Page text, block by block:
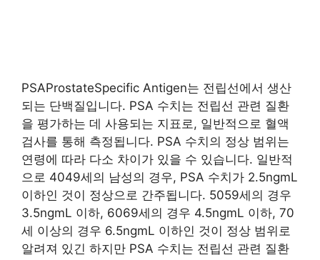
PSAProstateSpecific Antigen는 전립선에서 생산
되는 단백질입니다. PSA 수치는 전립선 관련 질환
을 평가하는 데 사용되는 지표로, 일반적으로 혈액
검사를 통해 측정됩니다. PSA 수치의 정상 범위는
연령에 따라 다소 차이가 있을 수 있습니다. 일반적
으로 4049세의 남성의 경우, PSA 수치가 2.5ngmL
이하인 것이 정상으로 간주됩니다. 5059세의 경우
3.5ngmL 이하, 6069세의 경우 4.5ngmL 이하, 70
세 이상의 경우 6.5ngmL 이하인 것이 정상 범위로
알려져 있긴 하지만 PSA 수치는 전립선 관련 질환